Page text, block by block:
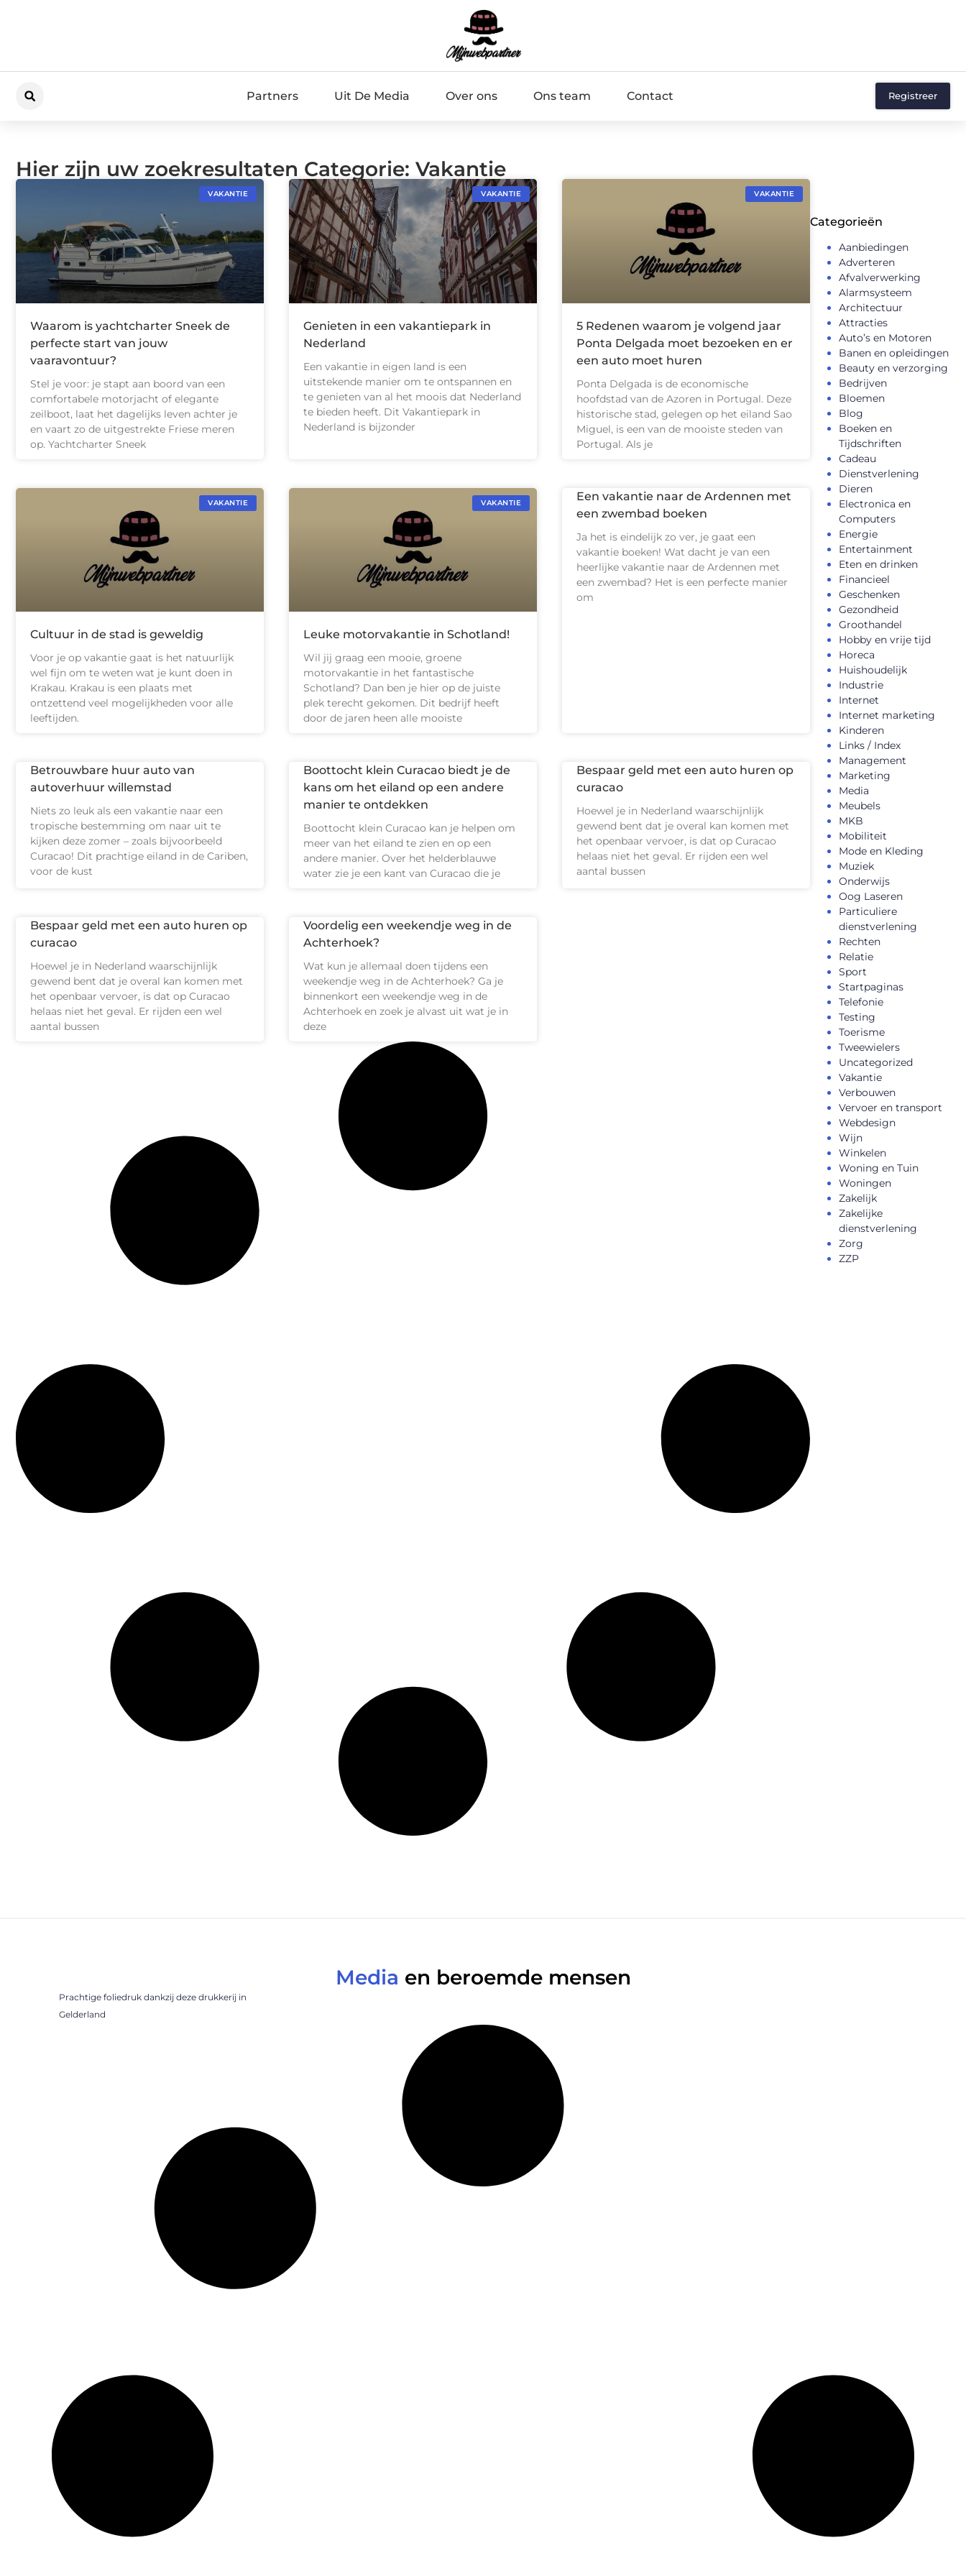
Partners Uit De Media Over ons Ons team Contact Registreer
Hier zijn uw zoekresultaten Categorie: Vakantie
VAKANTIE
Waarom is yachtcharter Sneek de
perfecte start van jouw
vaaravontuur?
Stel je voor: je stapt aan boord van een
comfortabele motorjacht of elegante
zeilboot, laat het dagelijks leven achter je
en vaart zo de uitgestrekte Friese meren
op. Yachtcharter Sneek
VAKANTIE
Genieten in een vakantiepark in
Nederland
Een vakantie in eigen land is een
uitstekende manier om te ontspannen en
te genieten van al het moois dat Nederland
te bieden heeft. Dit Vakantiepark in
Nederland is bijzonder
VAKANTIE
5 Redenen waarom je volgend jaar
Ponta Delgada moet bezoeken en er
een auto moet huren
Ponta Delgada is de economische
hoofdstad van de Azoren in Portugal. Deze
historische stad, gelegen op het eiland Sao
Miguel, is een van de mooiste steden van
Portugal. Als je
VAKANTIE
Cultuur in de stad is geweldig
Voor je op vakantie gaat is het natuurlijk
wel fijn om te weten wat je kunt doen in
Krakau. Krakau is een plaats met
ontzettend veel mogelijkheden voor alle
leeftijden.
VAKANTIE
Leuke motorvakantie in Schotland!
Wil jij graag een mooie, groene
motorvakantie in het fantastische
Schotland? Dan ben je hier op de juiste
plek terecht gekomen. Dit bedrijf heeft
door de jaren heen alle mooiste
Een vakantie naar de Ardennen met
een zwembad boeken
Ja het is eindelijk zo ver, je gaat een
vakantie boeken! Wat dacht je van een
heerlijke vakantie naar de Ardennen met
een zwembad? Het is een perfecte manier
om
Betrouwbare huur auto van
autoverhuur willemstad
Niets zo leuk als een vakantie naar een
tropische bestemming om naar uit te
kijken deze zomer – zoals bijvoorbeeld
Curacao! Dit prachtige eiland in de Cariben,
voor de kust
Boottocht klein Curacao biedt je de
kans om het eiland op een andere
manier te ontdekken
Boottocht klein Curacao kan je helpen om
meer van het eiland te zien en op een
andere manier. Over het helderblauwe
water zie je een kant van Curacao die je
Bespaar geld met een auto huren op
curacao
Hoewel je in Nederland waarschijnlijk
gewend bent dat je overal kan komen met
het openbaar vervoer, is dat op Curacao
helaas niet het geval. Er rijden een wel
aantal bussen
Bespaar geld met een auto huren op
curacao
Hoewel je in Nederland waarschijnlijk
gewend bent dat je overal kan komen met
het openbaar vervoer, is dat op Curacao
helaas niet het geval. Er rijden een wel
aantal bussen
Voordelig een weekendje weg in de
Achterhoek?
Wat kun je allemaal doen tijdens een
weekendje weg in de Achterhoek? Ga je
binnenkort een weekendje weg in de
Achterhoek en zoek je alvast uit wat je in
deze
Categorieën
Aanbiedingen
Adverteren
Afvalverwerking
Alarmsysteem
Architectuur
Attracties
Auto’s en Motoren
Banen en opleidingen
Beauty en verzorging
Bedrijven
Bloemen
Blog
Boeken en
Tijdschriften
Cadeau
Dienstverlening
Dieren
Electronica en
Computers
Energie
Entertainment
Eten en drinken
Financieel
Geschenken
Gezondheid
Groothandel
Hobby en vrije tijd
Horeca
Huishoudelijk
Industrie
Internet
Internet marketing
Kinderen
Links / Index
Management
Marketing
Media
Meubels
MKB
Mobiliteit
Mode en Kleding
Muziek
Onderwijs
Oog Laseren
Particuliere
dienstverlening
Rechten
Relatie
Sport
Startpaginas
Telefonie
Testing
Toerisme
Tweewielers
Uncategorized
Vakantie
Verbouwen
Vervoer en transport
Webdesign
Wijn
Winkelen
Woning en Tuin
Woningen
Zakelijk
Zakelijke
dienstverlening
Zorg
ZZP
Media en beroemde mensen
Prachtige foliedruk dankzij deze drukkerij in
Gelderland